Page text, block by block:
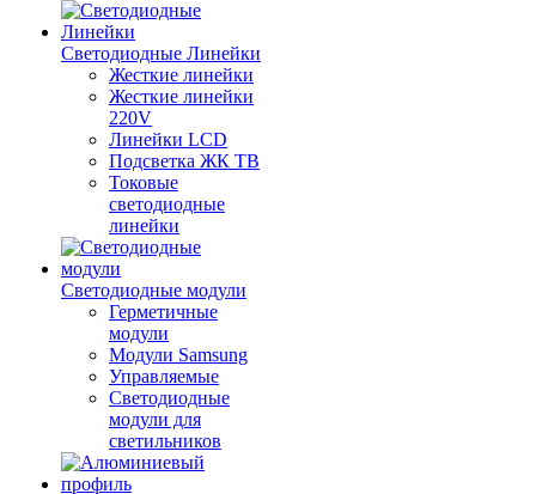
Светодиодные Линейки
Жесткие линейки
Жесткие линейки
220V
Линейки LCD
Подсветка ЖК ТВ
Токовые
светодиодные
линейки
Светодиодные модули
Герметичные
модули
Модули Samsung
Управляемые
Светодиодные
модули для
светильников